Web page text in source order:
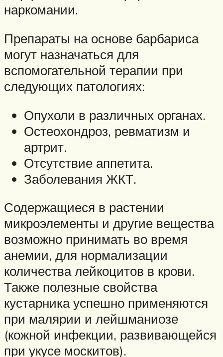
наркомании.
Препараты на основе барбариса
могут назначаться для
вспомогательной терапии при
следующих патологиях:
Опухоли в различных органах.
Остеохондроз, ревматизм и
артрит.
Отсутствие аппетита.
Заболевания ЖКТ.
Содержащиеся в растении
микроэлементы и другие вещества
возможно принимать во время
анемии, для нормализации
количества лейкоцитов в крови.
Также полезные свойства
кустарника успешно применяются
при малярии и лейшманиозе
(кожной инфекции, развивающейся
при укусе москитов).